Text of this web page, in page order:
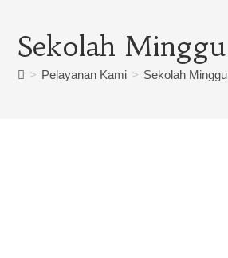
Sekolah Minggu
> Pelayanan Kami > Sekolah Minggu